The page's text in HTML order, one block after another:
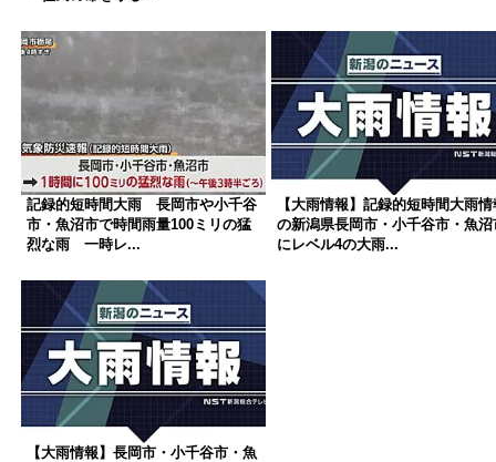
記録的短時間大雨 長岡市や小千谷
市・魚沼市で時間雨量100ミリの猛
烈な雨 一時レ...
【大雨情報】記録的短時間大雨情
の新潟県長岡市・小千谷市・魚沼
にレベル4の大雨...
【大雨情報】長岡市・小千谷市・魚